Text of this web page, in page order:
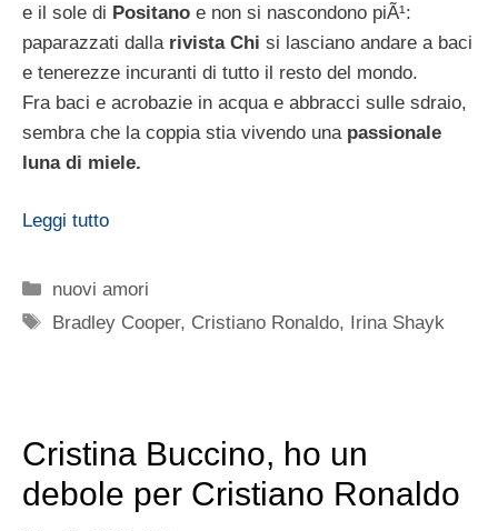
e il sole di Positano e non si nascondono piÃ¹:
paparazzati dalla rivista Chi si lasciano andare a baci
e tenerezze incuranti di tutto il resto del mondo.
Fra baci e acrobazie in acqua e abbracci sulle sdraio,
sembra che la coppia stia vivendo una passionale
luna di miele.
Leggi tutto
Categorie
nuovi amori
Tag
Bradley Cooper, Cristiano Ronaldo, Irina Shayk
Cristina Buccino, ho un
debole per Cristiano Ronaldo